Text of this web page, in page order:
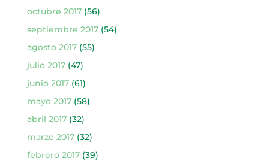
octubre 2017(56)
septiembre 2017(54)
agosto 2017(55)
julio 2017(47)
junio 2017(61)
mayo 2017(58)
abril 2017(32)
marzo 2017(32)
febrero 2017(39)